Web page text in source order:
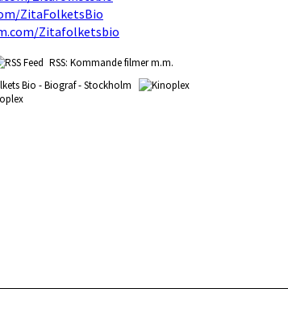
RSS: Kommande filmer m.m.
Bio - Biograf - Stockholm